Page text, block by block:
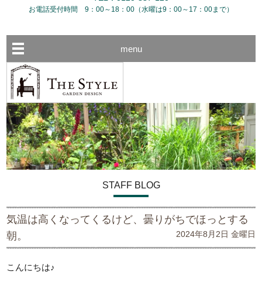
お電話受付時間 9：00～18：00（水曜は9：00～17：00まで）
menu
STAFF BLOG
気温は高くなってくるけど、曇りがちでほっとする
朝。
2024年8月2日 金曜日
こんにちは♪